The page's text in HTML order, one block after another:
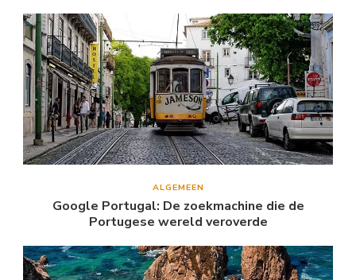
ALGEMEEN
Google Portugal: De zoekmachine die de
Portugese wereld veroverde